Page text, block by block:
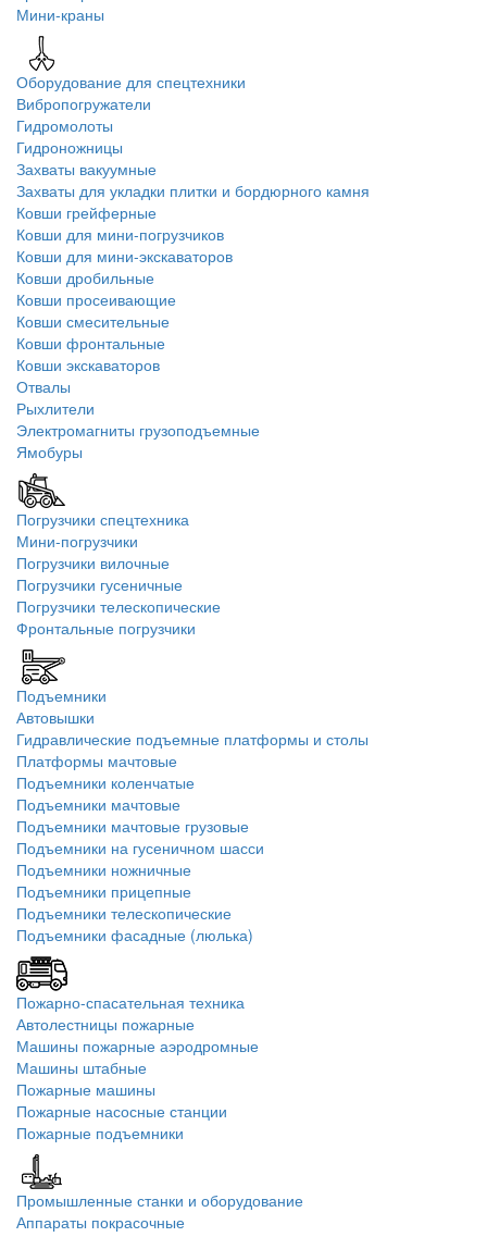
Мини-краны
Оборудование для спецтехники
Вибропогружатели
Гидромолоты
Гидроножницы
Захваты вакуумные
Захваты для укладки плитки и бордюрного камня
Ковши грейферные
Ковши для мини-погрузчиков
Ковши для мини-экскаваторов
Ковши дробильные
Ковши просеивающие
Ковши смесительные
Ковши фронтальные
Ковши экскаваторов
Отвалы
Рыхлители
Электромагниты грузоподъемные
Ямобуры
Погрузчики спецтехника
Мини-погрузчики
Погрузчики вилочные
Погрузчики гусеничные
Погрузчики телескопические
Фронтальные погрузчики
Подъемники
Автовышки
Гидравлические подъемные платформы и столы
Платформы мачтовые
Подъемники коленчатые
Подъемники мачтовые
Подъемники мачтовые грузовые
Подъемники на гусеничном шасси
Подъемники ножничные
Подъемники прицепные
Подъемники телескопические
Подъемники фасадные (люлька)
Пожарно-спасательная техника
Автолестницы пожарные
Машины пожарные аэродромные
Машины штабные
Пожарные машины
Пожарные насосные станции
Пожарные подъемники
Промышленные станки и оборудование
Аппараты покрасочные